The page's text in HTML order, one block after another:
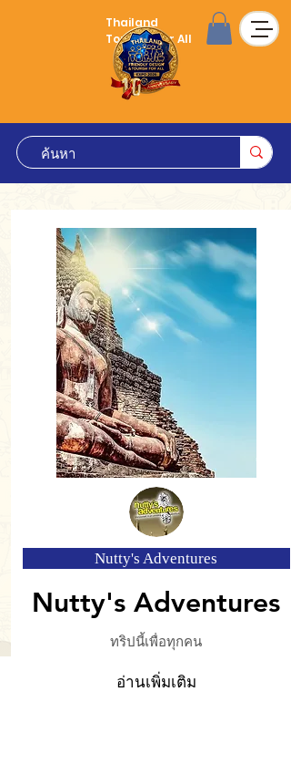
Thailand
Tourism for All
Nutty's Adventures
Nutty's Adventures
ทริปนี้เพื่อทุกคน
อ่านเพิ่มเติม